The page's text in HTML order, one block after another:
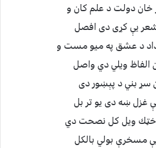
خان دولت د علم كان و
يې كړى دى افصل
د عشق په ميو مست و
ويلي دي واصل
سړ بني د پېښور دى
غزل ښه دى يو تر بل
ويل كل نصحت دي
مسخرې بولي بالكل